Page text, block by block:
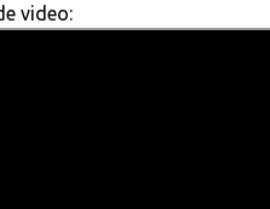
video: